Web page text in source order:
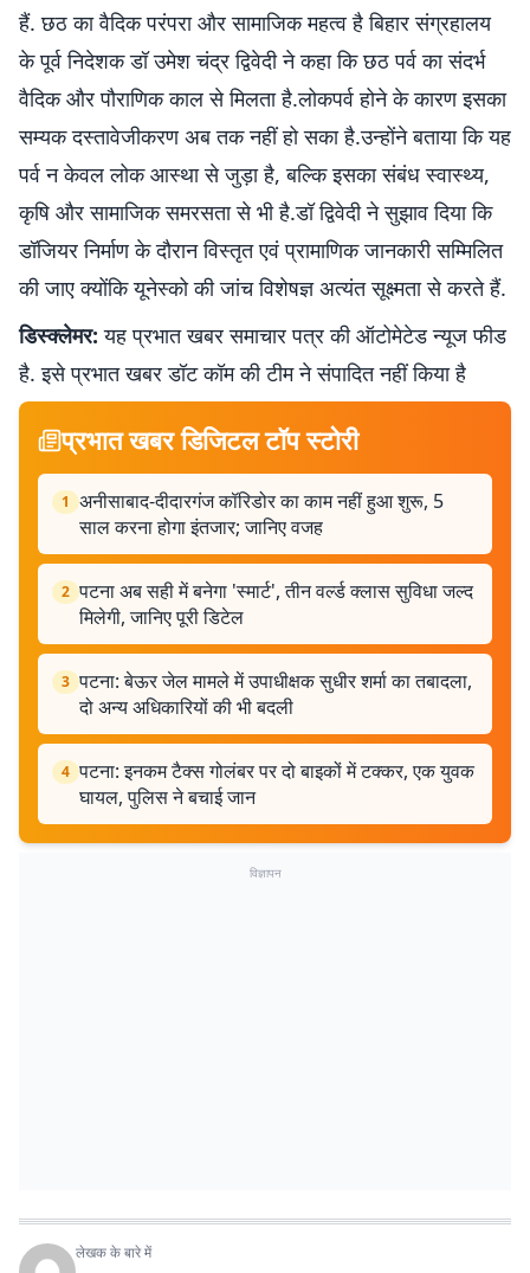
हैं. छठ का वैदिक परंपरा और सामाजिक महत्व है बिहार संग्रहालय
के पूर्व निदेशक डॉ उमेश चंद्र द्विवेदी ने कहा कि छठ पर्व का संदर्भ
वैदिक और पौराणिक काल से मिलता है.लोकपर्व होने के कारण इसका
सम्यक दस्तावेजीकरण अब तक नहीं हो सका है.उन्होंने बताया कि यह
पर्व न केवल लोक आस्था से जुड़ा है, बल्कि इसका संबंध स्वास्थ्य,
कृषि और सामाजिक समरसता से भी है.डॉ द्विवेदी ने सुझाव दिया कि
डॉजियर निर्माण के दौरान विस्तृत एवं प्रामाणिक जानकारी सम्मिलित
की जाए क्योंकि यूनेस्को की जांच विशेषज्ञ अत्यंत सूक्ष्मता से करते हैं.
डिस्क्लेमर: यह प्रभात खबर समाचार पत्र की ऑटोमेटेड न्यूज फीड
है. इसे प्रभात खबर डॉट कॉम की टीम ने संपादित नहीं किया है
प्रभात खबर डिजिटल टॉप स्टोरी
1 अनीसाबाद-दीदारगंज कॉरिडोर का काम नहीं हुआ शुरू, 5
साल करना होगा इंतजार; जानिए वजह
2 पटना अब सही में बनेगा 'स्मार्ट', तीन वर्ल्ड क्लास सुविधा जल्द
मिलेगी, जानिए पूरी डिटेल
3 पटना: बेऊर जेल मामले में उपाधीक्षक सुधीर शर्मा का तबादला,
दो अन्य अधिकारियों की भी बदली
4 पटना: इनकम टैक्स गोलंबर पर दो बाइकों में टक्कर, एक युवक
घायल, पुलिस ने बचाई जान
विज्ञापन
लेखक के बारे में